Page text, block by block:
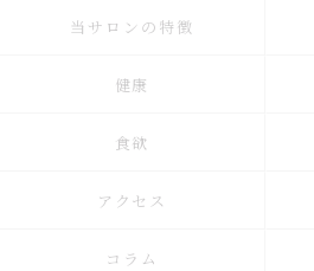
当サロンの特徴
健康
食欲
アクセス
コラム